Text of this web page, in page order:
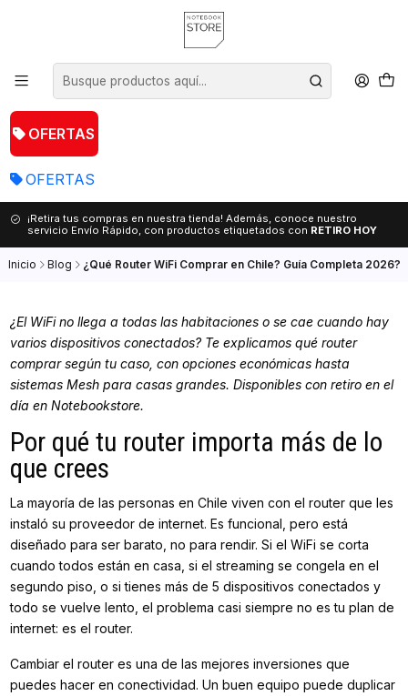
OFERTAS
OFERTAS
¡Retira tus compras en nuestra tienda! Además, conoce nuestro
servicio Envío Rápido, con productos etiquetados con RETIRO HOY
Inicio Blog ¿Qué Router WiFi Comprar en Chile? Guía Completa 2026?
¿El WiFi no llega a todas las habitaciones o se cae cuando hay
varios dispositivos conectados? Te explicamos qué router
comprar según tu caso, con opciones económicas hasta
sistemas Mesh para casas grandes. Disponibles con retiro en el
día en Notebookstore.
Por qué tu router importa más de lo
que crees
La mayoría de las personas en Chile viven con el router que les
instaló su proveedor de internet. Es funcional, pero está
diseñado para ser barato, no para rendir. Si el WiFi se corta
cuando todos están en casa, si el streaming se congela en el
segundo piso, o si tienes más de 5 dispositivos conectados y
todo se vuelve lento, el problema casi siempre no es tu plan de
internet: es el router.
Cambiar el router es una de las mejores inversiones que
puedes hacer en conectividad. Un buen equipo puede duplicar